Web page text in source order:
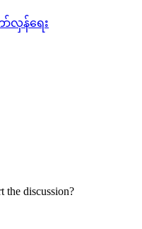
လှန်ရေး
the discussion?